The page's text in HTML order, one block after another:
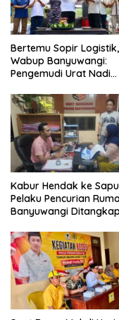
Bertemu Sopir Logistik,
Wabup Banyuwangi:
Pengemudi Urat Nadi
Kabur Hendak ke
Pelaku Pencurian
Banyuwangi